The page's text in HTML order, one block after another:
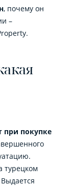
, почему он
–
при покупке
турецком
Выдается